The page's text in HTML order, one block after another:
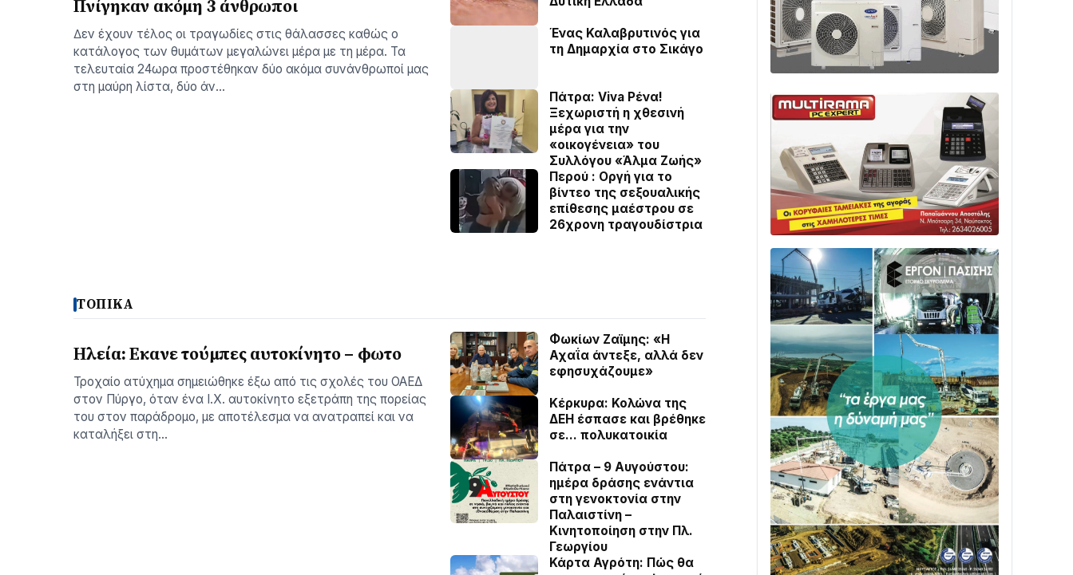
Πνίγηκαν ακόμη 3 άνθρωποι
∆εν έχουν τέλος οι τραγωδίες στις θάλασσες καθώς ο
κατάλογος των θυµάτων µεγαλώνει µέρα µε τη µέρα. Τα
τελευταία 24ωρα προστέθηκαν δύο ακόµα συνάνθρωποί µας
στη µαύρη λίστα, δύο άν…
Ένας Καλαβρυτινός για
τη Δημαρχία στο Σικάγο
Πάτρα: Viva Ρένα!
Ξεχωριστή η χθεσινή
μέρα για την
«οικογένεια» του
Συλλόγου «Άλμα Ζωής»
Περού : Οργή για το
βίντεο της σεξουαλικής
επίθεσης μαέστρου σε
26χρονη τραγουδίστρια
ΤΟΠΙΚΑ
Ηλεία: Εκανε τούμπες αυτοκίνητο – φωτο
Τροχαίο ατύχημα σημειώθηκε έξω από τις σχολές του ΟΑΕΔ
στον Πύργο, όταν ένα Ι.Χ. αυτοκίνητο εξετράπη της πορείας
του στον παράδρομο, με αποτέλεσμα να ανατραπεί και να
καταλήξει στη…
Φωκίων Ζαϊμης: «Η
Αχαΐα άντεξε, αλλά δεν
εφησυχάζουµε»
Κέρκυρα: Κολώνα της
ΔΕΗ έσπασε και βρέθηκε
σε… πολυκατοικία
Πάτρα – 9 Αυγούστου:
ημέρα δράσης ενάντια
στη γενοκτονία στην
Παλαιστίνη –
Κινητοποίηση στην Πλ.
Γεωργίου
Κάρτα Αγρότη: Πώς θα